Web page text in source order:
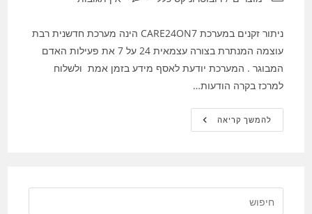
ניתור זקנים במערכת CARE24ON7 הינה מערכת חדשנית רבת
עוצמה המנתרת בצורה עצמאית 24 על 7 את פעילות האדם
המבוגר . המערכת יודעת לאסף מידע בזמן אמת ולשלוח
למרכז בקרה הודעות…
להמשך קריאהניטור
זקנים